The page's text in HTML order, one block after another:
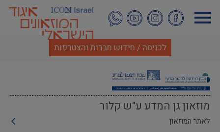
לתוכן
העיקרי
לכניסה / חידוש חברות והצטרפות
מוזאון גן המדע ע"ש קלור
לאתר המוזאון